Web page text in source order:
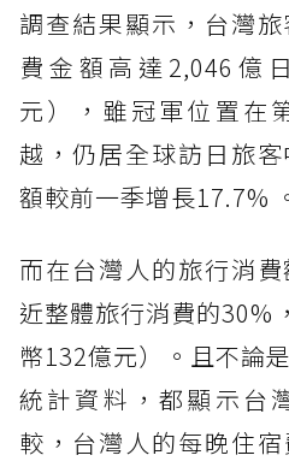
調查結果顯示，台灣
費金額高達2,046億
元），雖冠軍位置在
越，仍居全球訪日旅
額較前一季增長17.7%
而在台灣人的旅行消
近整體旅行消費的30%
幣132億元）。且不論
統計資料，都顯示台
較，台灣人的每晚住